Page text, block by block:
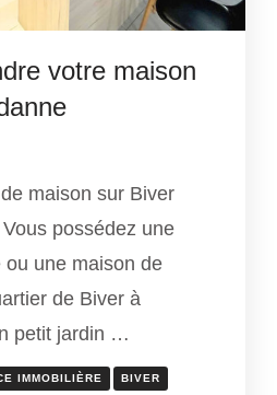
votre maison
maison sur Biver
possédez une
une maison de
de Biver à
petit jardin …
IMMOBILIÈRE BIVER